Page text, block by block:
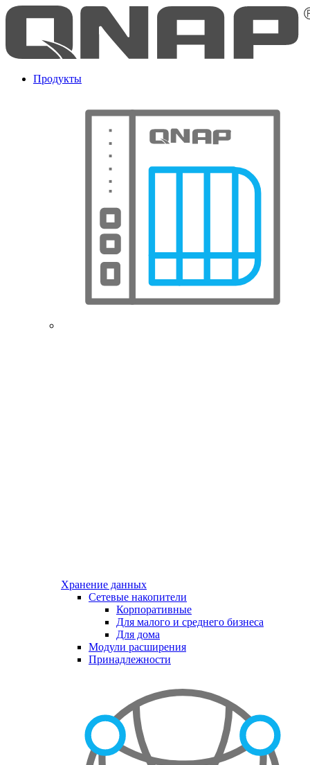
Продукты
Хранение данных
Сетевые накопители
Корпоративные
Для малого и среднего бизнеса
Для дома
Модули расширения
Принадлежности